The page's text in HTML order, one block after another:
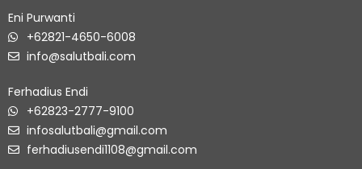
Eni Purwanti
+62821-4650-6008
info@salutbali.com
Ferhadius Endi
+62823-2777-9100
infosalutbali@gmail.com
ferhadiusendi1108@gmail.com